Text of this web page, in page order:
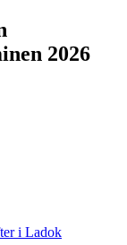
2026
i Ladok